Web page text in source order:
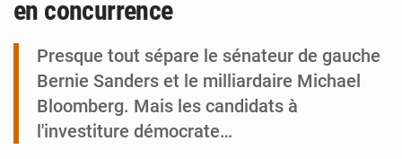
en concurrence
Presque tout sépare le sénateur de gauche
Bernie Sanders et le milliardaire Michael
Bloomberg. Mais les candidats à
l'investiture démocrate…